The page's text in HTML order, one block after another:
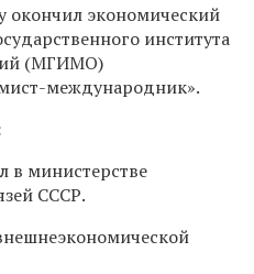
окончил экономический
института
(МГИМО)
международник».
в министерстве
СССР.